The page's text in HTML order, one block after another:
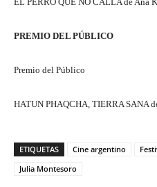
PREMIO DEL PÚBLICO
Premio del Público
HATUN PHAQCHA, TIERRA SANA
ETIQUETAS Cine argentino
Julia Montesoro